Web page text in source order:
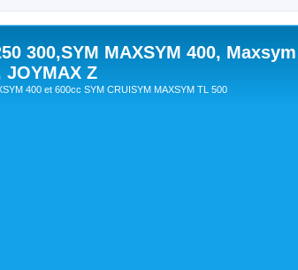
300,SYM MAXSYM 400, Maxsym
JOYMAX Z
400 et 600cc SYM CRUISYM MAXSYM TL 500